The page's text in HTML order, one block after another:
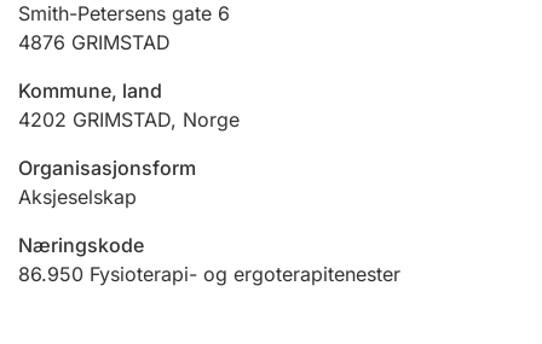
Jeger
Ektepaktrettleiaren
Andre tema
Smith-Petersens gate 6
4876 GRIMSTAD
Kommune, land
4202 GRIMSTAD, Norge
Organisasjonsform
Aksjeselskap
Næringskode
86.950 Fysioterapi- og ergoterapitenester